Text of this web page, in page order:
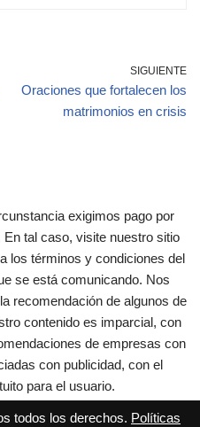
SIGUIENTE
Oraciones que fortalecen los
matrimonios en crisis
exigimos pago por
En tal caso, visite nuestro sitio
los términos y condiciones del
se está comunicando. Nos
recomendación de algunos de
contenido es imparcial, con
de empresas con
con publicidad, con el
para el usuario.
todos los derechos. Políticas